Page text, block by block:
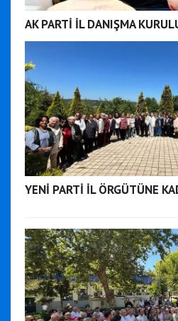
AK PARTİ İL DANIŞMA
YENİ PARTİ İL ÖRGÜTÜNE